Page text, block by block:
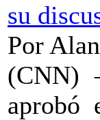
su
Por
(CNN)
aprobó